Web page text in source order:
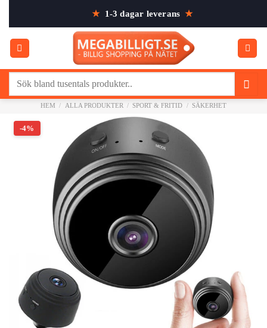
content
★ 1-3 dagar leverans ★
HEM / ALLA PRODUKTER / SPORT & FRITID / SÄKERHET
-4%